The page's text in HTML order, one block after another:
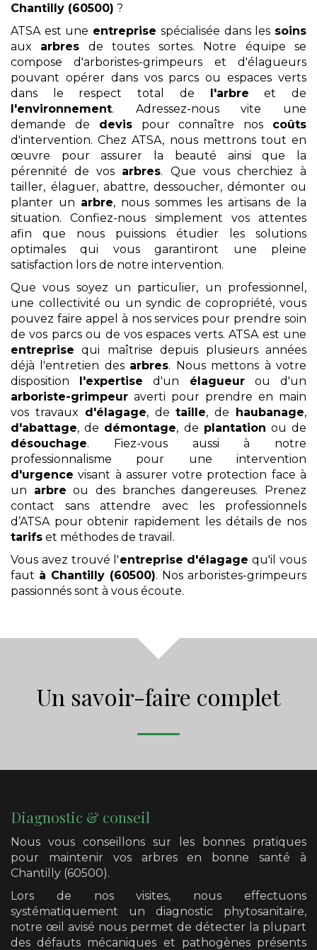
Chantilly (60500) ?
ATSA est une entreprise spécialisée dans les soins
aux arbres de toutes sortes. Notre équipe se
compose d'arboristes-grimpeurs et d'élagueurs
pouvant opérer dans vos parcs ou espaces verts
dans le respect total de l'arbre et de
l'environnement. Adressez-nous vite une
demande de devispour connaître nos coûts
d'intervention. Chez ATSA, nous mettrons tout en
œuvre pour assurer la beauté ainsi que la
pérennité de vos arbres. Que vous cherchiez à
tailler, élaguer, abattre, dessoucher, démonter ou
planter un arbre, nous sommes les artisans de la
situation. Confiez-nous simplement vos attentes
afin que nous puissions étudier les solutions
optimales qui vous garantiront une pleine
satisfaction lors de notre intervention.
Que vous soyez un particulier, un professionnel,
une collectivité ou un syndic de copropriété, vous
pouvez faire appel à nos services pour prendre soin
de vos parcs ou de vos espaces verts. ATSA est une
entreprise qui maîtrise depuis plusieurs années
déjà l'entretien des arbres. Nous mettons à votre
disposition l'expertise d'un élagueurou d'un
arboriste-grimpeur averti pour prendre en main
vos travaux d'élagage, detaille, de haubanage,
d'abattage, de démontage, de plantation ou de
désouchage. Fiez-vous aussi à notre
professionnalisme pour une intervention
d'urgence visant à assurer votre protection face à
un arbre ou des branches dangereuses. Prenez
contact sans attendre avec les professionnels
d’ATSA pour obtenir rapidement les détails de nos
tarifs et méthodes de travail.
Vous avez trouvé l'entreprise d'élagage qu'il vous
faut à Chantilly (60500). Nos arboristes-grimpeurs
passionnés sont à vous écoute.
Un savoir-faire complet
Diagnostic & conseil
Nous vous conseillons sur les bonnes pratiques
pour maintenir vos arbres en bonne santé à
Chantilly (60500).
Lors de nos visites, nous effectuons
systématiquement un diagnostic phytosanitaire,
notre œil avisé nous permet de détecter la plupart
des défauts mécaniques et pathogènes présents